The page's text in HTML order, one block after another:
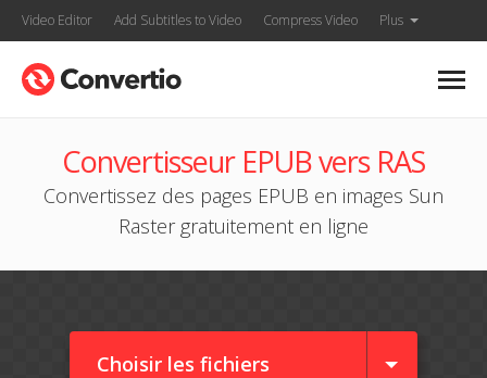
Video Editor Add Subtitles to Video Compress Video Plus
Convertisseur EPUB vers RAS
Convertissez des pages EPUB en images Sun
Raster gratuitement en ligne
Choisir les fichiers